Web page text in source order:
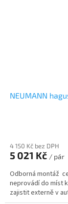
NEUMANN
4 150 Kč bez DPH
5 021 Kč / pár
Odborná montáž
neprovádí do míst
zajistit externě v